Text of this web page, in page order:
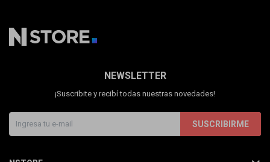
NEWSLETTER
¡Suscribite y recibí todas nuestras novedades!
SUSCRIBIRME